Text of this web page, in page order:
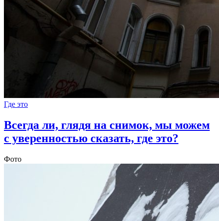
Где это
Всегда ли, глядя на снимок, мы можем
с уверенностью сказать, где это?
Фото